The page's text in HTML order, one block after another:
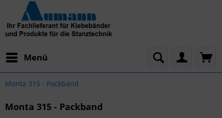
Menü
Monta 315 - Packband
Monta 315 - Packband